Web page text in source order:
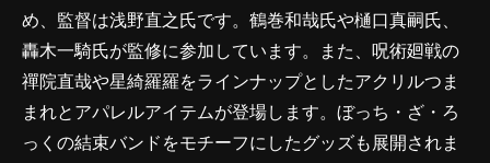
め、監督は浅野直之氏です。鶴巻和哉氏や樋口真嗣氏、
轟木一騎氏が監修に参加しています。また、呪術廻戦の
禪院直哉や星綺羅羅をラインナップとしたアクリルつま
まれとアパレルアイテムが登場します。ぼっち・ざ・ろ
っくの結束バンドをモチーフにしたグッズも展開されま